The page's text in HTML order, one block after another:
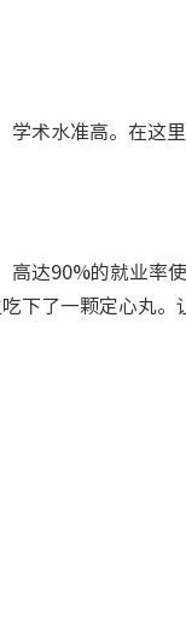
术水准高。在这
达90%的就业率
下了一颗定心丸。